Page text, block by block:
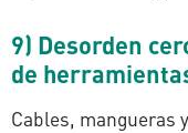
9) Desorden
de
Cables, mangueras